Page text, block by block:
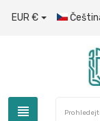
EUR €
view_headline